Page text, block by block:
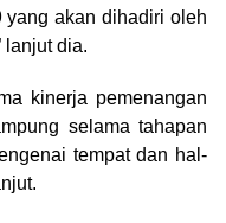
yang akan dihadiri oleh
lanjut dia.
kinerja pemenangan
selama tahapan
tempat dan hal-